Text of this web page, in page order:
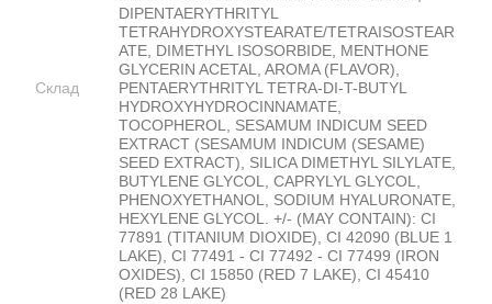
Склад
DIPENTAERYTHRITYL
TETRAHYDROXYSTEARATE/TETRAISOSTEAR
ATE, DIMETHYL ISOSORBIDE, MENTHONE
GLYCERIN ACETAL, AROMA (FLAVOR),
PENTAERYTHRITYL TETRA-DI-T-BUTYL
HYDROXYHYDROCINNAMATE,
TOCOPHEROL, SESAMUM INDICUM SEED
EXTRACT (SESAMUM INDICUM (SESAME)
SEED EXTRACT), SILICA DIMETHYL SILYLATE,
BUTYLENE GLYCOL, CAPRYLYL GLYCOL,
PHENOXYETHANOL, SODIUM HYALURONATE,
HEXYLENE GLYCOL. +/- (MAY CONTAIN): CI
77891 (TITANIUM DIOXIDE), CI 42090 (BLUE 1
LAKE), CI 77491 - CI 77492 - CI 77499 (IRON
OXIDES), CI 15850 (RED 7 LAKE), CI 45410
(RED 28 LAKE)